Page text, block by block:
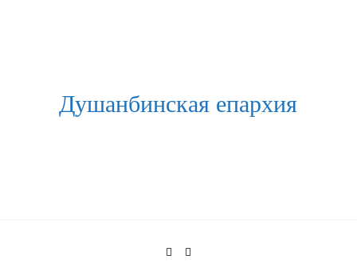
Душанбинская епархия